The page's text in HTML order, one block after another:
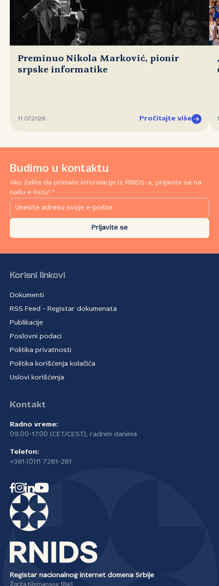
Preminuo Nikola Marković, pionir
srpske informatike
11.07.2026. Pročitajte više
Budimo u kontaktu
Ako želite da primate informacije iz RNIDS-a, prijavite se na
našu e-listu! *
Prijavite se
Korisni linkovi
Dokumenti
RSS Feed - Registar dokumenata
Publikacije
Poslovni podaci
Politika privatnosti
Politika korišćenja kolačića
Uslovi korišćenja
Kontakt
Radno vreme:
09.00-17.00 (CET/CEST), radnim danima
Telefon:
+381 (0)11 7281-281
Registar nacionalnog internet domena Srbije
Žorža Klemansoa 18a/I